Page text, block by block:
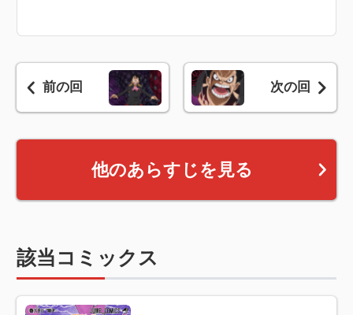
前の回 次の回
他のあらすじを見る
該当コミックス